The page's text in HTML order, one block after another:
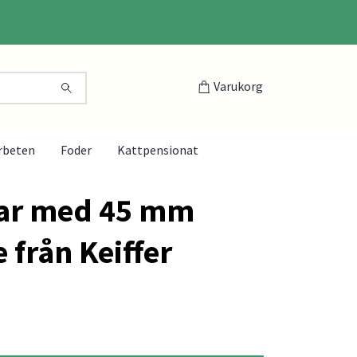
Varukorg
Foder Kattpensionat
med 45 mm
från Keiffer